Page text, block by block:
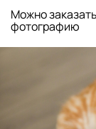
Можно
фотографию